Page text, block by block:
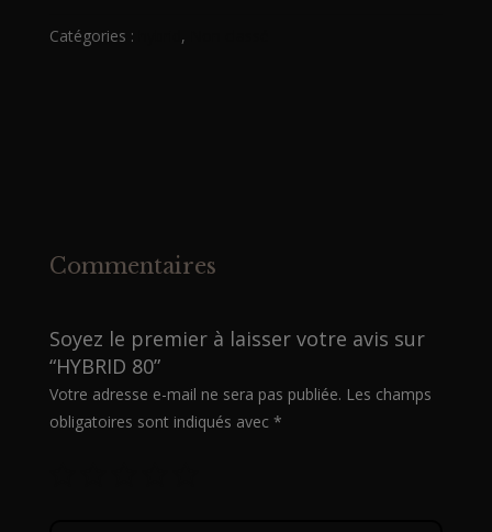
Catégories : ,
Commentaires
Soyez le premier à laisser votre avis sur
“HYBRID 80”
Votre adresse e-mail ne sera pas publiée. Les champs
obligatoires sont indiqués avec *